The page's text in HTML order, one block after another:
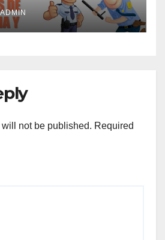
ADMIN
not be published. Required